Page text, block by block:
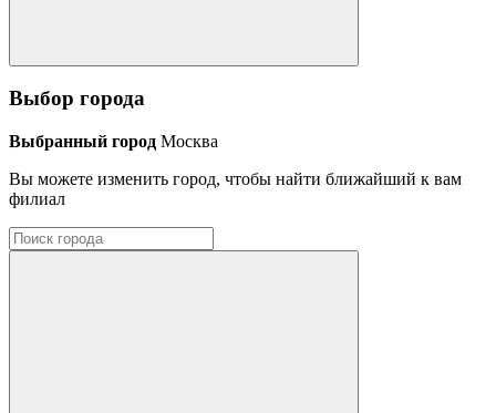
Выбор города
Выбранный город Москва
Вы можете изменить город, чтобы найти ближайший к вам
филиал